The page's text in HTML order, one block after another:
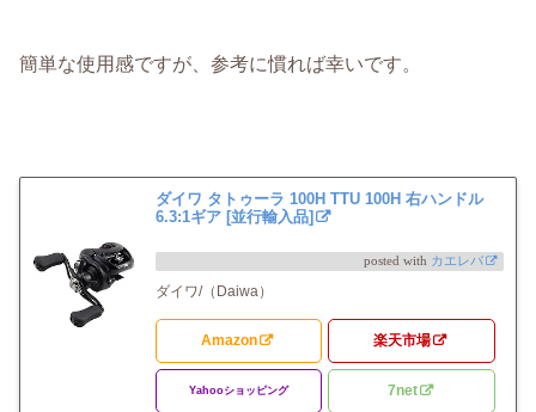
簡単な使用感ですが、参考に慣れば幸いです。
ダイワ タトゥーラ 100H TTU 100H 右ハンドル
6.3:1ギア [並行輸入品]
posted with カエレバ
ダイワ/（Daiwa）
Amazon 楽天市場
Yahooショッピング 7net